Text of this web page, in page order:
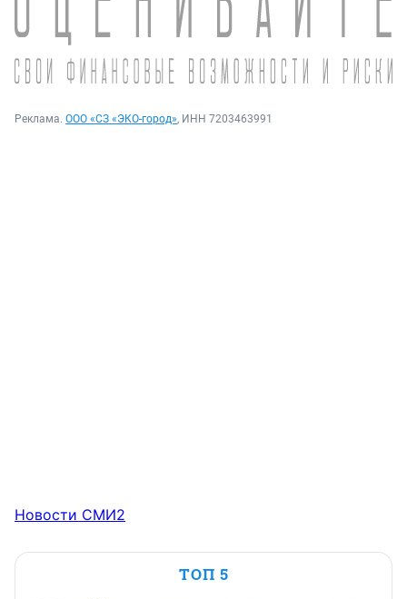
Реклама. ООО «СЗ «ЭКО-город», ИНН 7203463991
Новости СМИ2
ТОП 5